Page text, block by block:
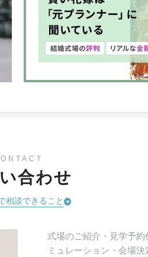
合わせ
相談できること
式場のご紹介・見学予
ミュレーション・会場決